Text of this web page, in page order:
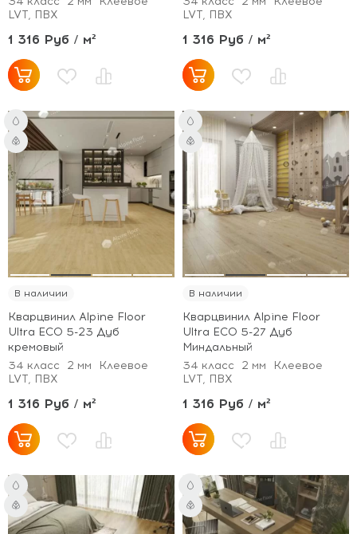
LVT, ПВХ
1 316 Руб / м²
LVT, ПВХ
1 316 Руб / м²
В наличии
Кварцвинил Alpine Floor
Ultra ECO 5-23 Дуб
кремовый
34 класс
2 мм
Клеевое
LVT, ПВХ
1 316 Руб / м²
В наличии
Кварцвинил Alpine Floor
Ultra ECO 5-27 Дуб
Миндальный
34 класс
2 мм
Клеевое
LVT, ПВХ
1 316 Руб / м²